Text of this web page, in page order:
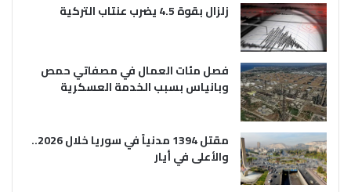
زلزال بقوة 4.5 يضرب عنتاب التركية
فصل مئات العمال في مصفاتي حمص
وبانياس بسبب الخدمة العسكرية
مقتل 1394 مدنياً في سوريا خلال 2026..
والأعلى في أيار